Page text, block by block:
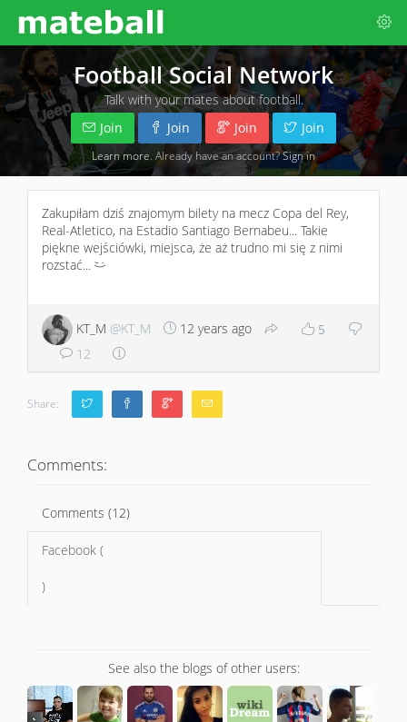
Football Social Network
Talk with your mates about football.
Join
Join Join Join
Learn more . Already have an account?Sign in
Zakupiłam dziś znajomym bilety na mecz Copa del Rey,
Real-Atletico, na Estadio Santiago Bernabeu... Takie
piękne wejściówki, miejsca, że aż trudno mi się z nimi
rozstać... ;)
KT_M @KT_M 12 years ago
5
12
Share:
Comments:
Comments (12)
Facebook (
)
See also the blogs of other users: